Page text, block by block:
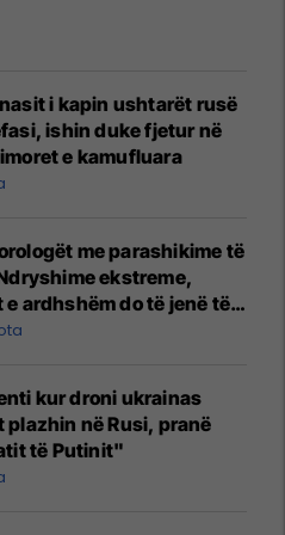
i kapin ushtarët rusë
ishin duke fjetur në
e kamufluara
me parashikime të
ekstreme,
e ardhshëm do të jenë të
kur droni ukrainas
plazhin në Rusi, pranë
të Putinit"